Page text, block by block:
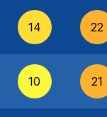
14 22
10 21